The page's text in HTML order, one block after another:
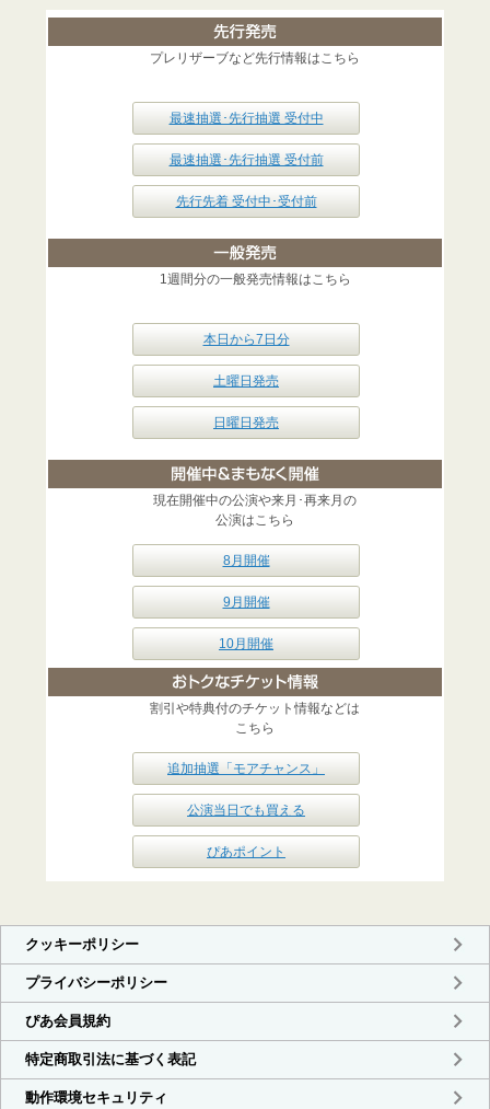
プレリザーブなど先行情報はこちら
最速抽選･先行抽選 受付中
最速抽選･先行抽選 受付前
先行先着 受付中･受付前
1週間分の一般発売情報はこちら
本日から7日分
土曜日発売
日曜日発売
現在開催中の公演や来月･再来月の
公演はこちら
8月開催
9月開催
10月開催
割引や特典付のチケット情報などは
こちら
追加抽選「モアチャンス」
公演当日でも買える
ぴあポイント